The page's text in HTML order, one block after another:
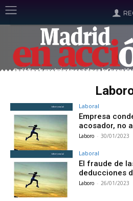
Laboral
Empresa
acosador, no
Laboro - 30/01/2023
Laboral
El fraude de
deducciones
Laboro - 26/01/2023